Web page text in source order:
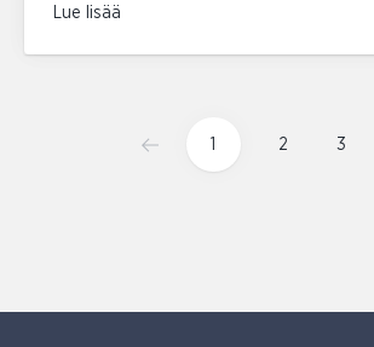
Lue lisää
1 2 3